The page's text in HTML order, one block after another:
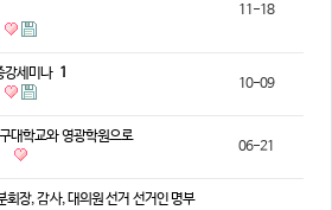
11-18
강세미나 1
10-09
대학교와 영광학원으로
06-21
회장, 감사, 대의원 선거 선거인 명부